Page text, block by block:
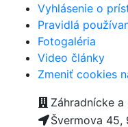
Vyhlásenie o
Pravidlá
Fotogaléria
Video články
Zmeniť cookies
Záhradnícke
Švermova 45,